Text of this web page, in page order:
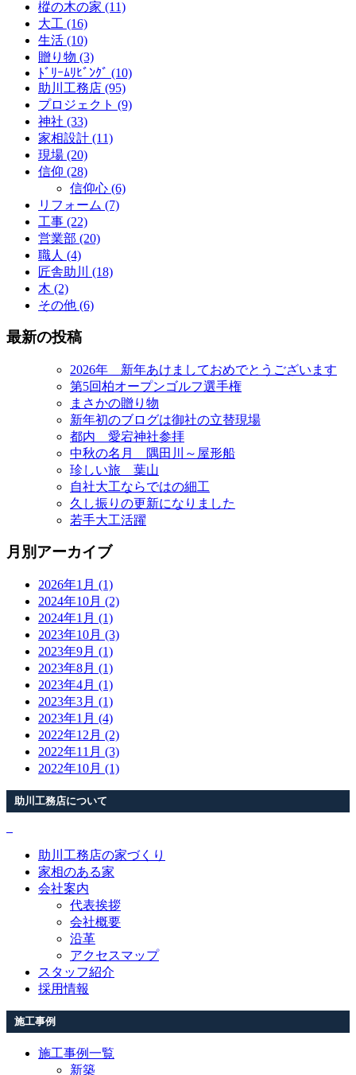
樅の木の家 (11)
大工 (16)
生活 (10)
贈り物 (3)
ﾄﾞﾘｰﾑﾘﾋﾞﾝｸﾞ (10)
助川工務店 (95)
プロジェクト (9)
神社 (33)
家相設計 (11)
現場 (20)
信仰 (28)
信仰心 (6)
リフォーム (7)
工事 (22)
営業部 (20)
職人 (4)
匠舎助川 (18)
木 (2)
その他 (6)
最新の投稿
2026年 新年あけましておめでとうございます
第5回柏オープンゴルフ選手権
まさかの贈り物
新年初のブログは御社の立替現場
都内 愛宕神社参拝
中秋の名月 隅田川～屋形船
珍しい旅 葉山
自社大工ならではの細工
久し振りの更新になりました
若手大工活躍
月別アーカイブ
2026年1月 (1)
2024年10月 (2)
2024年1月 (1)
2023年10月 (3)
2023年9月 (1)
2023年8月 (1)
2023年4月 (1)
2023年3月 (1)
2023年1月 (4)
2022年12月 (2)
2022年11月 (3)
2022年10月 (1)
助川工務店について
助川工務店の家づくり
家相のある家
会社案内
代表挨拶
会社概要
沿革
アクセスマップ
スタッフ紹介
採用情報
施工事例
施工事例一覧
新築